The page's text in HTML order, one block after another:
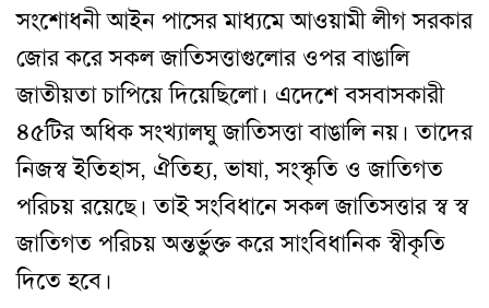
সংশোধনী আইন পাসের মাধ্যমে আওয়ামী লীগ সরকার
জোর করে সকল জাতিসত্তাগুলোর ওপর বাঙালি
জাতীয়তা চাপিয়ে দিয়েছিলো। এদেশে বসবাসকারী
৪৫টির অধিক সংখ্যালঘু জাতিসত্তা বাঙালি নয়। তাদের
নিজস্ব ইতিহাস, ঐতিহ্য, ভাষা, সংস্কৃতি ও জাতিগত
পরিচয় রয়েছে। তাই সংবিধানে সকল জাতিসত্তার স্ব স্ব
জাতিগত পরিচয় অন্তর্ভুক্ত করে সাংবিধানিক স্বীকৃতি
দিতে হবে।